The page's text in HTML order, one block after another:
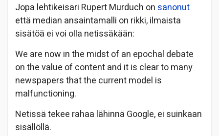
Jopa lehtikeisari Rupert Murduch on sanonut
että median ansaintamalli on rikki, ilmaista
sisätöä ei voi olla netissäkään:
We are now in the midst of an epochal debate
on the value of content and it is clear to many
newspapers that the current model is
malfunctioning.
Netissä tekee rahaa lähinnä Google, ei suinkaan
sisällöllä.